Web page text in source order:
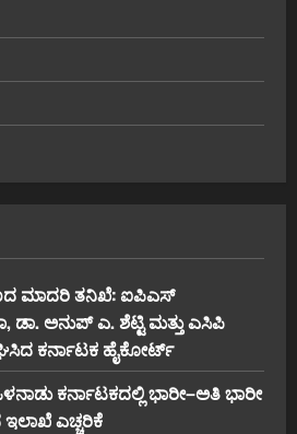
ಮಾದರಿ ತನಿಖೆ: ಐಪಿಎಸ್
ಡಾ. ಅನುಪ್ ಎ. ಶೆಟ್ಟಿ ಮತ್ತು ಎಸಿಪಿ
ಕರ್ನಾಟಕ ಹೈಕೋರ್ಟ್
ಕರ್ನಾಟಕದಲ್ಲಿ ಭಾರೀ–ಅತಿ ಭಾರೀ
ಎಚ್ಚರಿಕೆ